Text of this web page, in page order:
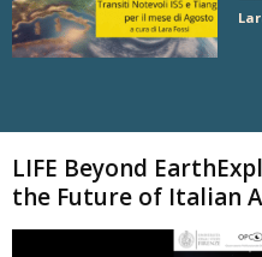
LIFE Beyond
the Future of Italian